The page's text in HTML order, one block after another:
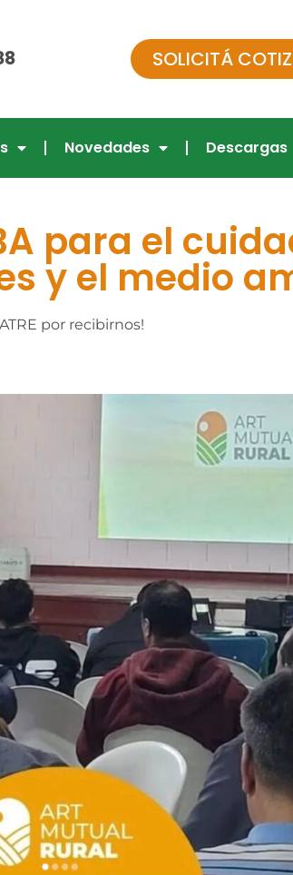
SOLICITÁ
Novedades Descargas
para el
y el medio
por recibirnos!